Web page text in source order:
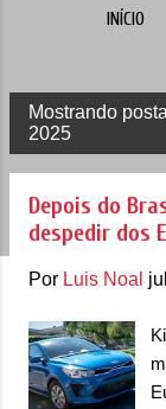
INÍCIO
o
Mostrando
2025
Depois do
despedir dos
Por Luis Noal